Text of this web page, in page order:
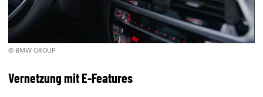
© BMW GROUP
Vernetzung mit E-Features